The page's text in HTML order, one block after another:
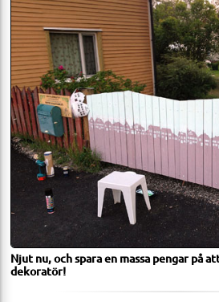
Njut nu, och spara en massa pengar på
dekoratör!